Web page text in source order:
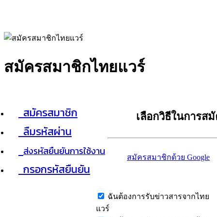
สมัครสมาชิกไทยแวร์
สมัครสมาชิก
ลืมรหัสผ่าน
ส่งรหัสยืนยันการใช้งาน
กรอกรหัสยืนยัน
เลือกวิธีในการส
สมัครสมาชิกด้วย Google
ฉันต้องการรับข่าวสารจากไทย
แวร์